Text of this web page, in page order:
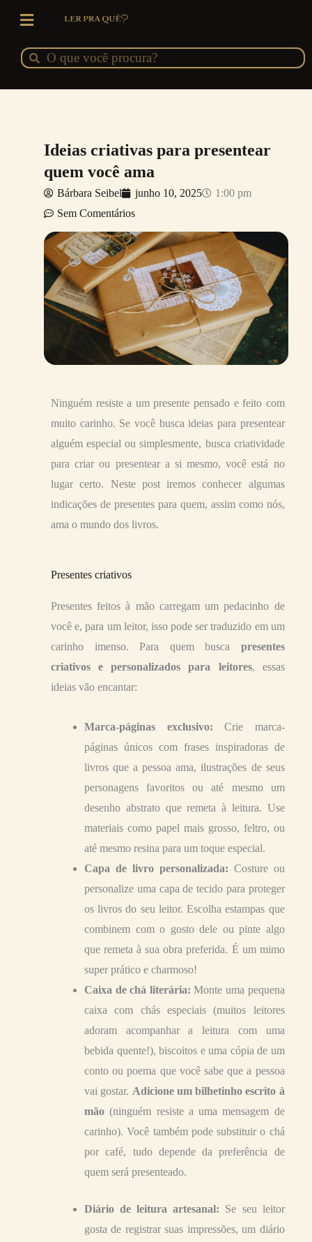
conteúdo
Pesquisar
Pesquisar
Ideias criativas para presentear
quem você ama
Bárbara Seibel junho 10, 2025
1:00 pm
Sem Comentários
Ninguém resiste a um presente pensado e feito com
muito carinho. Se você busca ideias para presentear
alguém especial ou simplesmente, busca criatividade
para criar ou presentear a si mesmo, você está no
lugar certo. Neste post iremos conhecer algumas
indicações de presentes para quem, assim como nós,
ama o mundo dos livros.
Presentes criativos
Presentes feitos à mão carregam um pedacinho de
você e, para um leitor, isso pode ser traduzido em um
carinho imenso. Para quem busca presentes
criativos e personalizados para leitores, essas
ideias vão encantar:
Marca-páginas exclusivo: Crie marca-
páginas únicos com frases inspiradoras de
livros que a pessoa ama, ilustrações de seus
personagens favoritos ou até mesmo um
desenho abstrato que remeta à leitura. Use
materiais como papel mais grosso, feltro, ou
até mesmo resina para um toque especial.
Capa de livro personalizada: Costure ou
personalize uma capa de tecido para proteger
os livros do seu leitor. Escolha estampas que
combinem com o gosto dele ou pinte algo
que remeta à sua obra preferida. É um mimo
super prático e charmoso!
Caixa de chá literária: Monte uma pequena
caixa com chás especiais (muitos leitores
adoram acompanhar a leitura com uma
bebida quente!), biscoitos e uma cópia de um
conto ou poema que você sabe que a pessoa
vai gostar. Adicione um bilhetinho escrito à
mão(ninguém resiste a uma mensagem de
carinho). Você também pode substituir o chá
por café, tudo depende da preferência de
quem será presenteado.
Diário de leitura artesanal: Se seu leitor
gosta de registrar suas impressões, um diário